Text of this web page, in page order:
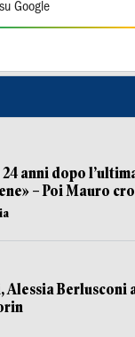
Google
anni dopo
– Poi Mauro
Alessia Berlusconi